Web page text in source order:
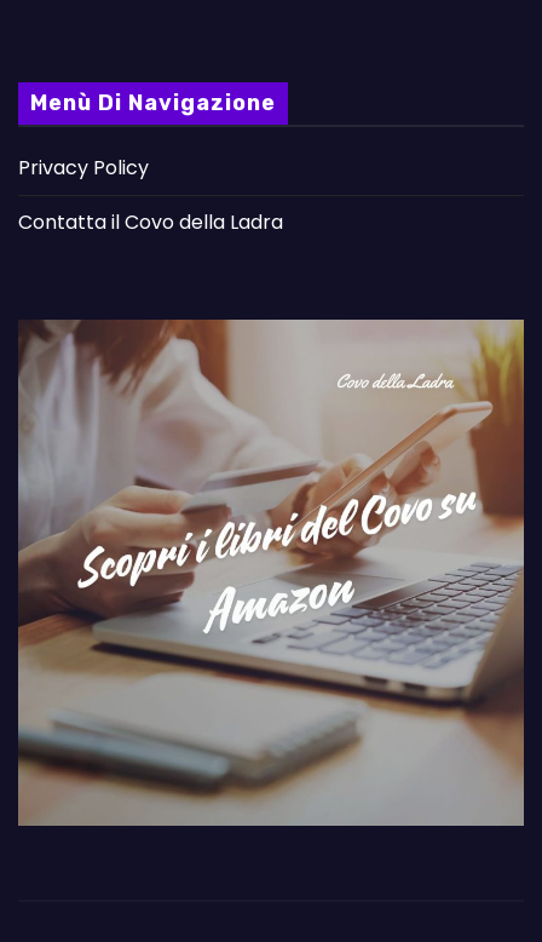
Menù Di Navigazione
Privacy Policy
Contatta il Covo della Ladra